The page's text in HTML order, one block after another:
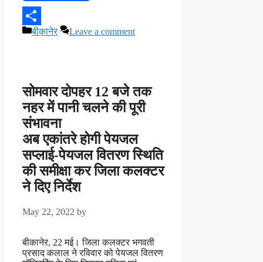
Share
Categories
बीकानेर Leave a comment
सोमवार दोपहर 12 बजे तक
नहर में पानी चलने की पूरी
संभावना
अब एकांतरे होगी पेयजल
सप्लाई-पेयजल वितरण स्थिति
की समीक्षा कर जिला कलक्टर
ने दिए निर्देश
May 22, 2022 by
बीकानेर, 22 मई। जिला कलक्टर भगवती
प्रसाद कलाल ने रविवार को पेयजल वितरण